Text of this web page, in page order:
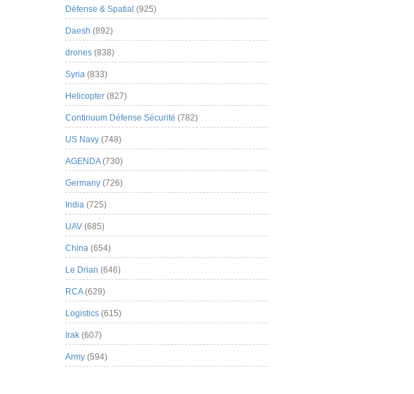
Défense & Spatial (925)
Daesh (892)
drones (838)
Syria (833)
Helicopter (827)
Continuum Défense Sécurité (782)
US Navy (748)
AGENDA(730)
Germany (726)
India (725)
UAV (685)
China (654)
Le Drian (646)
RCA(629)
Logistics (615)
Irak (607)
Army (594)